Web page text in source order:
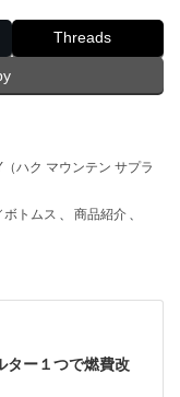
Threads
ハク マウンテン サプラ
ボトムス 、 商品紹介 、
ター１つで燃費改